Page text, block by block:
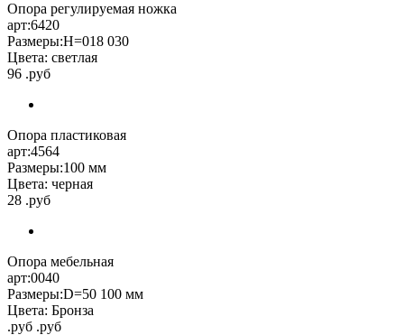
Опора регулируемая ножка
арт:6420
Размеры:H=018 030
Цвета: светлая
96 .руб
Опора пластиковая
арт:4564
Размеры:100 мм
Цвета: черная
28 .руб
Опора мебельная
арт:0040
Размеры:D=50 100 мм
Цвета: Бронза
.руб .руб